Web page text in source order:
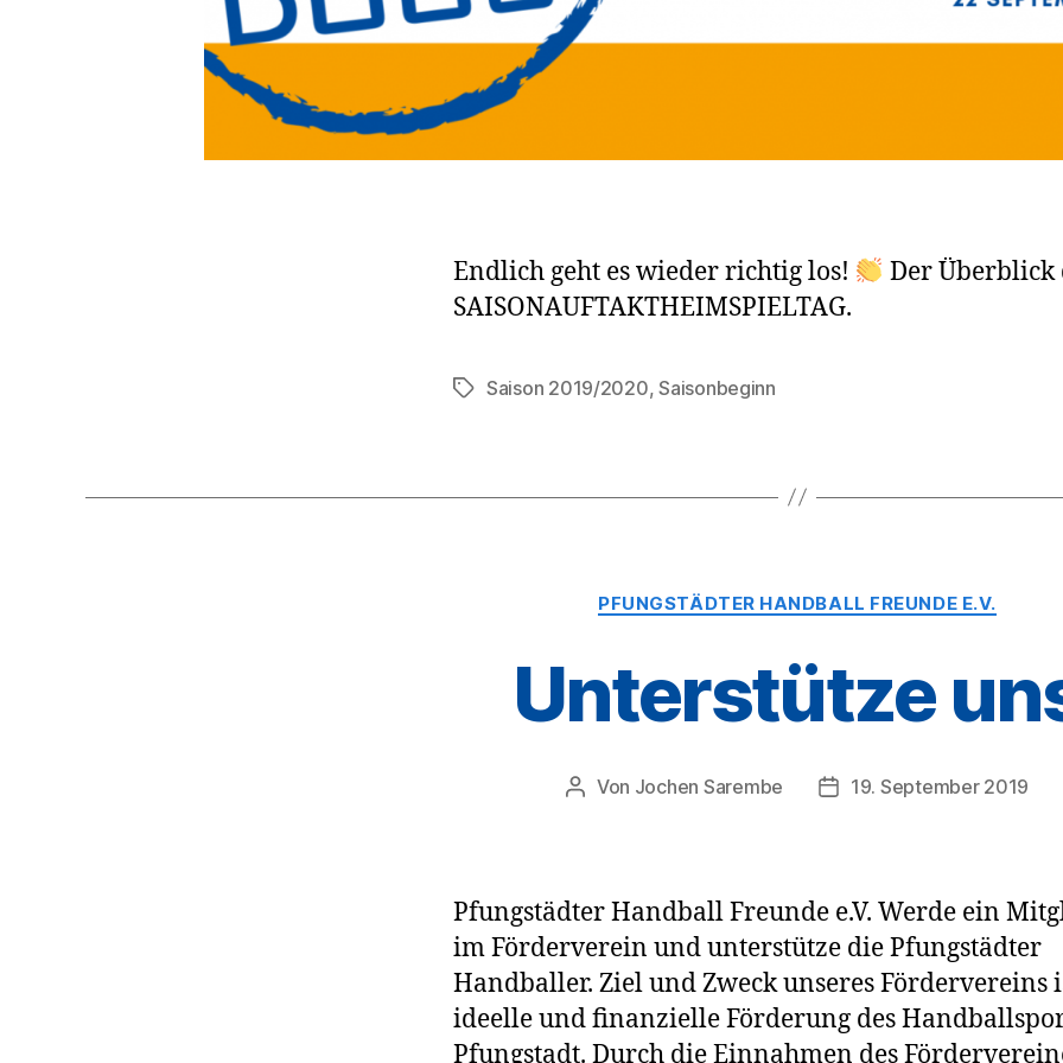
Endlich geht es wieder richtig los!
Der Überblick
SAISONAUFTAKTHEIMSPIELTAG.
Schlagwörter
Saison 2019/2020,Saisonbeginn
Kategorien
PFUNGSTÄDTER HANDBALL FREUNDE E.V.
Unterstütze
Beitragsautor
Von Jochen Sarembe Veröffentlichungsdatum
19. September 2019
Pfungstädter Handball Freunde e.V. Werde ein
im Förderverein und unterstütze die Pfungstädter
Handballer. Ziel und Zweck unseres Fördervereins
ideelle und finanzielle Förderung des
Pfungstadt. Durch die Einnahmen des